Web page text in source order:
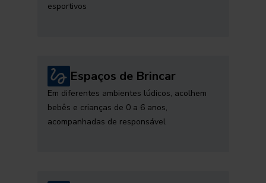
esportivos
Espaços de Brincar
Em diferentes ambientes lúdicos, acolhem
bebês e crianças de 0 a 6 anos,
acompanhadas de responsável